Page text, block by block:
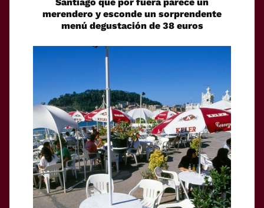
merendero y esconde un sorprendente
menú degustación de 38 euros